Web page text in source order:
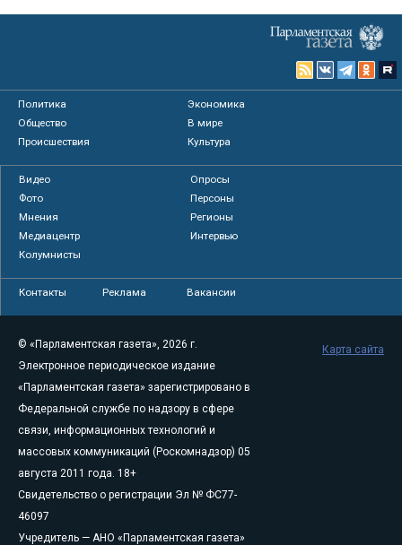
Политика
Экономика
Общество
В мире
Происшествия
Культура
Видео
Опросы
Фото
Персоны
Мнения
Регионы
Медиацентр
Интервью
Колумнисты
Контакты Реклама Вакансии
© «Парламентская газета», 2026 г.
Электронное периодическое издание
«Парламентская газета» зарегистрировано в
Федеральной службе по надзору в сфере
связи, информационных технологий и
массовых коммуникаций (Роскомнадзор) 05
августа 2011 года. 18+
Свидетельство о регистрации Эл № ФС77-
46097
Учредитель — АНО «Парламентская газета»
Карта сайта